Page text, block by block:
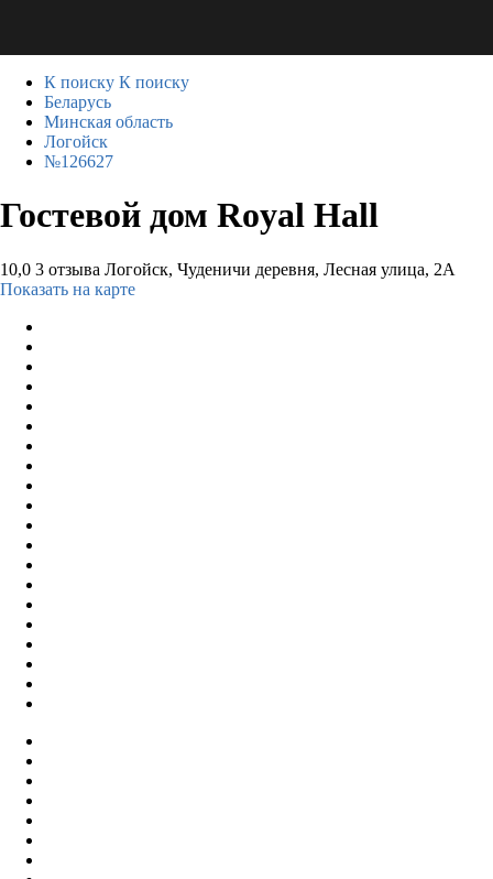
К поиску К поиску
Беларусь
Минская область
Логойск
№126627
Гостевой дом Royal Hall
10,0 3 отзыва Логойск, Чуденичи деревня, Лесная улица, 2А
Показать на карте